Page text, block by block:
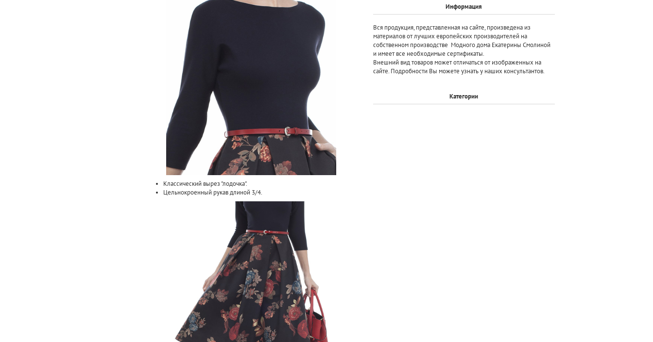
Классический вырез "лодочка".
Цельнокроенный рукав длиной 3/4.
Информация
Вся продукция, представленная на сайте, произведена из
материалов от лучших европейских производителей на
собственном производстве Модного дома Екатерины Смолиной
и имеет все необходимые сертификаты.
Внешний вид товаров может отличаться от изображенных на
сайте. Подробности Вы можете узнать у наших консультантов.
Категории